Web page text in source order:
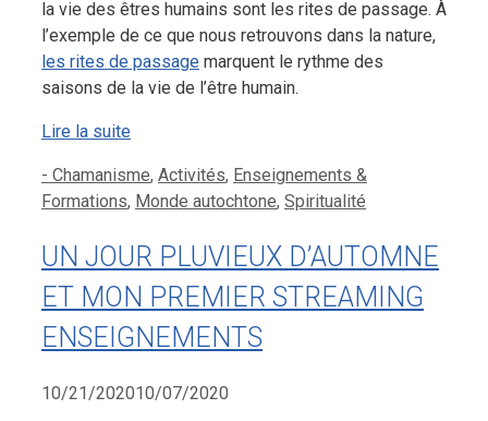
la vie des êtres humains sont les rites de passage. À
l’exemple de ce que nous retrouvons dans la nature,
les rites de passage marquent le rythme des
saisons de la vie de l’être humain.
Lire la suite
Catégories
- Chamanisme, Activités, Enseignements &
Formations, Monde autochtone, Spiritualité
UN JOUR PLUVIEUX D’AUTOMNE
ET MON PREMIER STREAMING
ENSEIGNEMENTS
10/21/202010/07/2020